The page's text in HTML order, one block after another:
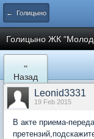
← Голицыно
Голицыно ЖК
«
Назад
Leonid3331
19 Feb 2015
В акте приема-